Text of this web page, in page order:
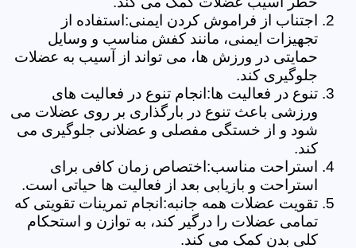
اجتناب از فراموش کردن ایمنی:استفاده از
تجهیزات ایمنی، مانند کفش مناسب و وسایل
حمایتی در ورزش ها، می تواند از آسیب به عضلات
جلوگیری کند.
تنوع در فعالیت ها:انجام تنوع در فعالیت های
ورزشی باعث تنوع در بارگذاری بر روی عضلات می
شود و از خستگی مفصلی و عضلانی جلوگیری می
کند.
استراحت مناسب:اختصاص زمان کافی برای
استراحت و بازیابی بعد از فعالیت ها حیاتی است.
تقویت عضلات همه جانبه:انجام تمرینات تقویتی که
تمامی عضلات را درگیر کند، به توازن و استحکام
کلی بدن کمک می کند.